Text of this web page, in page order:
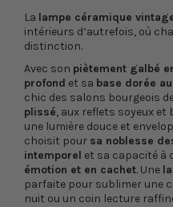
La lampe céramique
intérieurs d’autrefois, où
distinction.
Avec son piètement galbé
profond et sa base dorée
chic des salons bourgeois
plissé, aux reflets soyeux
une lumière douce et
choisit pour sa noblesse
intemporel et sa capacité à
émotion et en cachet. Une
parfaite pour sublimer une
nuit ou un coin lecture